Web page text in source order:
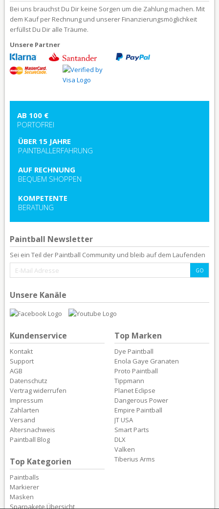
Bei uns brauchst Du Dir keine Sorgen um die Zahlung machen. Mit
dem Kauf per Rechnung und unserer Finanzierungsmöglichkeit
erfüllst Du Dir alle Träume.
Unsere Partner
AB 100 €
PORTOFREI
ÜBER 15 JAHRE
PAINTBALLERFAHRUNG
AUF RECHNUNG
BEQUEM SHOPPEN
KOMPETENTE
BERATUNG
Paintball Newsletter
Sei ein Teil der Paintball Community und bleib auf dem Laufenden
Unsere Kanäle
Kundenservice
Kontakt
Support
AGB
Datenschutz
Vertrag widerrufen
Impressum
Zahlarten
Versand
Altersnachweis
Paintball Blog
Top Kategorien
Paintballs
Markierer
Masken
Sparpakete Übersicht
Top Marken
Dye Paintball
Enola Gaye Granaten
Proto Paintball
Tippmann
Planet Eclipse
Dangerous Power
Empire Paintball
JT USA
Smart Parts
DLX
Valken
Tiberius Arms